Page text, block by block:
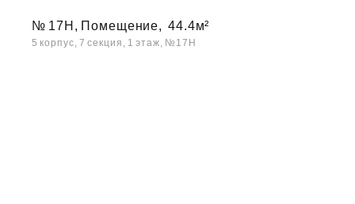
№ 17Н, Помещение, 44.4м²
5 корпус, 7 секция, 1 этаж, №17Н